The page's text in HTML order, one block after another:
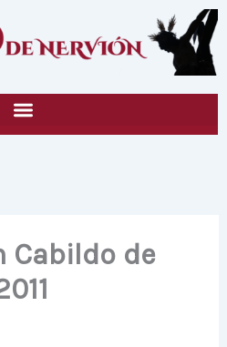
Cabildo de